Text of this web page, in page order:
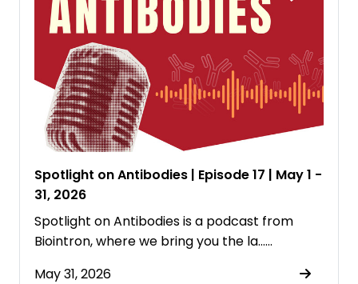
Spotlight on Antibodies | Episode 17 | May 1 -
31, 2026
Spotlight on Antibodies is a podcast from
⁠Biointron⁠, where we bring you the la……
May 31, 2026